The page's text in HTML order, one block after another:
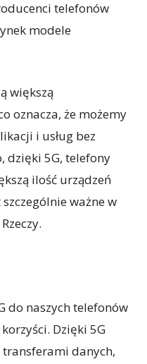
telefonów
modele
większą
oznacza, że możemy
i usług bez
dzięki 5G, telefony
ilość urządzeń
ważne w
do naszych telefonów
Dzięki 5G
danych,